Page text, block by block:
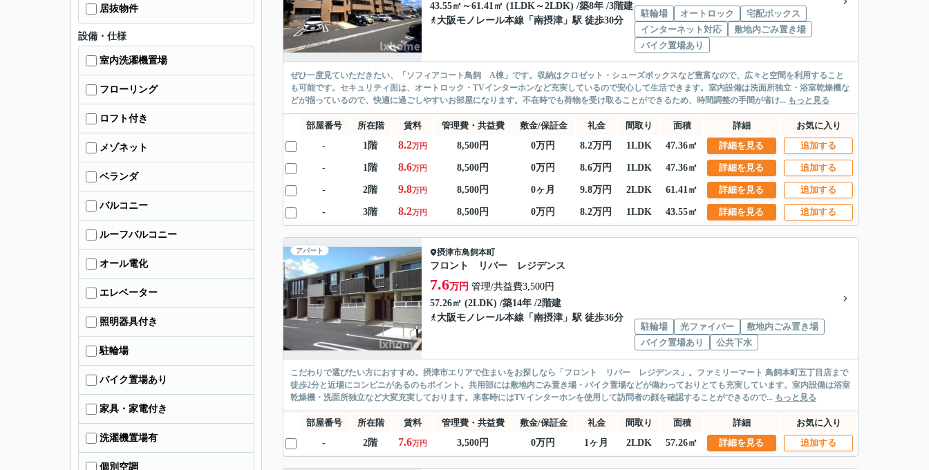
43.55㎡～61.41㎡ (1LDK～2LDK) /築8年 /3階建
大阪モノレール本線 「 南摂津 」駅 徒歩30分
駐輪場 オートロック
宅配ボックス
インターネット対応
敷地内ごみ置き場
バイク置場あり
ぜひ一度見ていただきたい、「ソフィアコート鳥飼 A棟」です。収納はクロゼット・シューズボックスなど豊富なので、広々と空間を利用すること
も可能です。セキュリティ面は、オートロック・TVインターホンなど充実しているので安心して生活できます。室内設備は洗面所独立・浴室乾燥機な
どが揃っているので、快適に過ごしやすいお部屋になります。不在時でも荷物を受け取ることができるため、時間調整の手間が省け... もっと見る
部屋番号 所在階 賃料 管理費・共益費 敷金/保証金 礼金 間取り 面積 詳細
お気に入り
-
1階 8.2万円 8,500円 0万円 8.2万円 1LDK 47.36㎡ 詳細を見る 追加する
- 1階 8.6万円 8,500円 0万円 8.6万円 1LDK 47.36㎡ 詳細を見る 追加する
- 2階 9.8万円 8,500円 0ヶ月 9.8万円 2LDK 61.41㎡ 詳細を見る 追加する
- 3階 8.2万円 8,500円 0万円 8.2万円 1LDK 43.55㎡ 詳細を見る 追加する
アパート 摂津市鳥飼本町
フロント リバー レジデンス
7.6万円 管理/共益費3,500円
57.26㎡ (2LDK) /築14年 /2階建
大阪モノレール本線 「 南摂津 」駅 徒歩36分
駐輪場
光ファイバー
敷地内ごみ置き場
バイク置場あり
公共下水
こだわりで選びたい方におすすめ。摂津市エリアで住まいをお探しなら「フロント リバー レジデンス」。ファミリーマート 鳥飼本町五丁目店まで
徒歩2分と近場にコンビニがあるのもポイント。共用部には敷地内ごみ置き場・バイク置場などが備わっておりとても充実しています。室内設備は浴室
乾燥機・洗面所独立など大変充実しております。来客時にはTVインターホンを使用して訪問者の顔を確認することができるので... もっと見る
部屋番号 所在階 賃料 管理費・共益費 敷金/保証金 礼金 間取り 面積 詳細
お気に入り
-
2階 7.6万円 3,500円 0万円 1ヶ月 2LDK 57.26㎡ 詳細を見る 追加する
居抜物件
設備・仕様
室内洗濯機置場
フローリング
ロフト付き
メゾネット
ベランダ
バルコニー
ルーフバルコニー
オール電化
エレベーター
照明器具付き
駐輪場
バイク置場あり
家具・家電付き
洗濯機置場有
個別空調